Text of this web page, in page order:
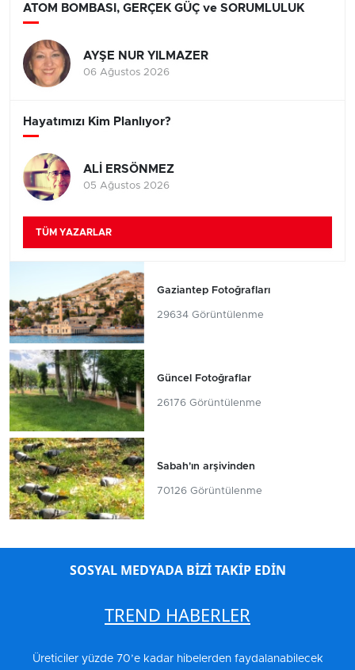
ATOM BOMBASI, GERÇEK GÜÇ ve SORUMLULUK
AYŞE NUR YILMAZER
06 Ağustos 2026
Hayatımızı Kim Planlıyor?
ALİ ERSÖNMEZ
05 Ağustos 2026
TÜM YAZARLAR
Gaziantep Fotoğrafları
29634 Görüntülenme
Güncel Fotoğraflar
26176 Görüntülenme
Sabah'ın arşivinden
70126 Görüntülenme
SOSYAL MEDYADA BİZİ TAKİP EDİN
TREND HABERLER
Üreticiler yüzde 70’e kadar hibelerden faydalanabilecek